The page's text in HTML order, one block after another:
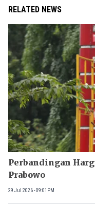
RELATED NEWS
Perbandingan
Prabowo
29 Jul 2026 - 09:01PM